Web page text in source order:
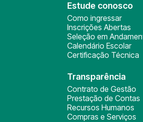
Estude conosco
Como ingressar
Inscrições Abertas
Seleção em
Calendário Escolar
Certificação Técnica
Transparência
Contrato de Gestão
Prestação de Contas
Recursos Humanos
Compras e Serviços